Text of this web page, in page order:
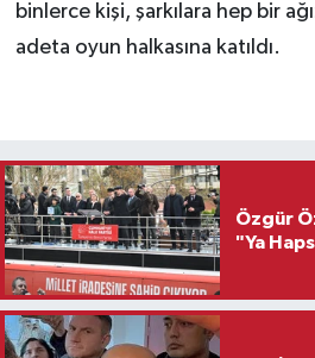
binlerce kişi, şarkılara hep bir
adeta oyun halkasına katıldı.
Özgür
"Ya